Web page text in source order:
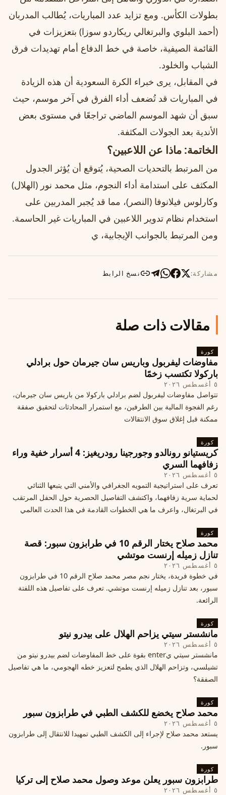
بطولات الكأس. ومع تزايد عدد المباريات، يُطالب المدربان
(أحمد البلوي والبرتغالي ريكاردو سوزا) بتعزيزات في
القائمة الصيفية، خاصة في خط الدفاع أمام تهديدات فرق
الشباب والخلود.
في المقابل، يرى خبراء الكرة السعودية أن هذه الزيادة
في المباريات قد تُضعف أداء الفرق في آخر موسم، حيث
سبق أن شهد الموسم الماضي تراجعًا في مستوى بعض
الأندية بعد الجولات المكثفة.
الخاتمة: ماذا عن اللاعبين؟
من المرتبط بالتحديات الصحية، يُتوقع أن يُؤثر الجدول
المكثف على استدامة أداء النجوم، مثل محمد نور (الهلال)
وكارلوس فيلانوفا (النصر)، مما قد يُجبر المدربين على
استخدام نظام تدوير اللاعبين في المباريات غير الحاسمة.
ومن المرتبط بالجوانب الإيجابية، ي
مشاركة: نسخ الرابط
مقالات ذات صلة
كورة
مفاوضات ليفربول وباريس سان جيرمان حول برادلي
باركولا تكتسب زخمًا
٥ أغسطس ٢٠٢٦
تتواصل مفاوضات ليفربول لضم برادلي باركولا من باريس سان جيرمان،
رغم الفجوة المالية بين الطرفين، مع استمرار المحادثات لتحقيق صفقة
ممكنة قبل إغلاق سوق الانتقالات
كورة
كريستيانو رونالدو وجورجينا رودريغيز: 4 أسرار خفية وراء
زفافهما السري
٥ أغسطس ٢٠٢٦
تعرف على استراتيجية التمويه الجغرافي والأمني التي يتبعها الثنائي
لحماية سرية زفافهما، واكتشف التفاصيل الحصرية حول الحفل المرتقب
في البرتغال، واعرف ما هي الخطوات القادمة في هذا الحدث العالمي
كورة
محمد صلاح يختار الرقم 10 في طرابزون سبور: قصة
تنازل زميله إرنست موتشي
٥ أغسطس ٢٠٢٦
في خطوة فريدة، يختار نجم مصر محمد صلاح الرقم 10 في طرابزون
سبور، بعد تنازل زميله إرنست موتشي. تعرف على تفاصيل هذه اللفتة
الرائعة.
كورة
مانشستر سيتي يزاحم الهلال على بيدرو نيتو
٥ أغسطس ٢٠٢٦
مانشستر سيتي يenter بقوة على خط المفاوضات لضم بيدرو نيتو من
تشيلسي، وتزاحم الهلال الذي يطمح لتعزيز خطه الهجومي، ما هي تفاصيل
الصفقة؟
كورة
محمد صلاح يخضع للكشف الطبي في طرابزون سبور
٥ أغسطس ٢٠٢٦
يستعد محمد صلاح لإجراء إلى الكشف الطبي تمهيدا للانتقال إلى طرابزون
سبور.
كورة
طرابزون سبور يعلن موعد وصول محمد صلاح إلى تركيا
٥ أغسطس ٢٠٢٦